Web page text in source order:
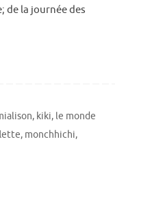
de la journée des
, kiki, le monde
, monchhichi,